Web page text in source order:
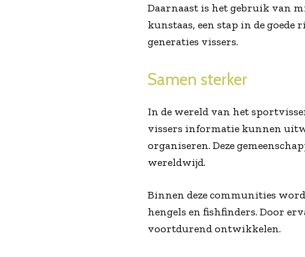
Daarnaast is het gebruik van
kunstaas, een stap in de
generaties vissers.
Samen sterker
In de wereld van het
vissers informatie kunnen
organiseren. Deze
wereldwijd.
Binnen deze communities
hengels en fishfinders. Door
voortdurend ontwikkelen.